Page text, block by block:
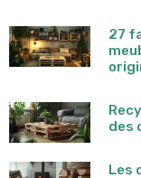
27
des
Les